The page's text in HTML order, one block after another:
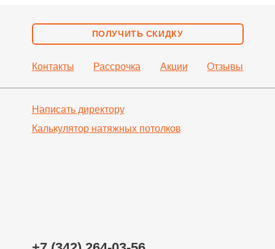
ПОЛУЧИТЬ СКИДКУ
Контакты Рассрочка Акции Отзывы
Написать директору
Калькулятор натяжных потолков